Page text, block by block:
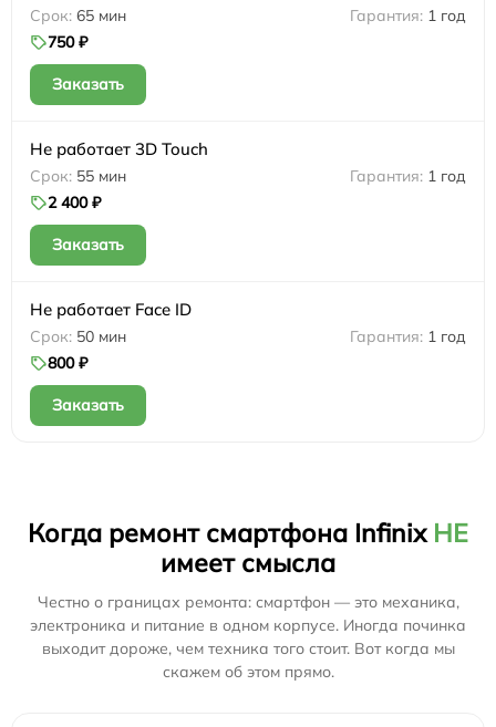
65 мин
1 год
750 ₽
Заказать
Не работает 3D Touch
55 мин
1 год
2 400 ₽
Заказать
Не работает Face ID
50 мин
1 год
800 ₽
Заказать
Когда ремонт смартфона Infinix НЕ
имеет смысла
Честно о границах ремонта: смартфон — это механика,
электроника и питание в одном корпусе. Иногда починка
выходит дороже, чем техника того стоит. Вот когда мы
скажем об этом прямо.